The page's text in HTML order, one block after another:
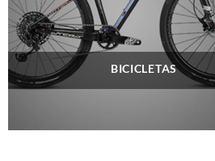
BICICLETAS